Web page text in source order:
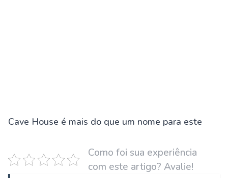
Cave House é mais do que um nome para este
Como foi sua experiência
com este artigo? Avalie!